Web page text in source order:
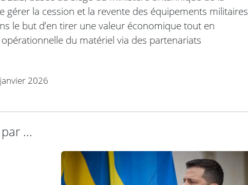
gérer la cession et la revente des équipements militaires
le but d’en tirer une valeur économique tout en
du matériel via des partenariats
2026
...